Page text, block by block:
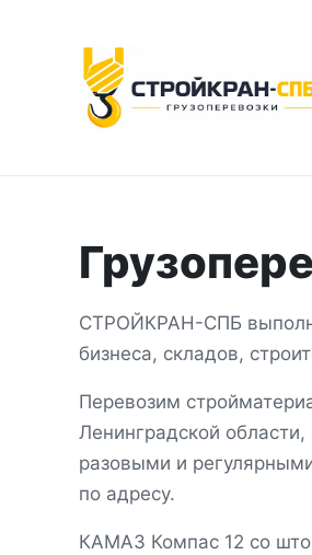
СТРОЙКРАН-СПБ
бизнеса, складов,
Перевозим
Ленинградской
разовыми и
по адресу.
КАМАЗ Компас 12 со